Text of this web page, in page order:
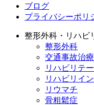
ブログ
プライバシーポリ
整形外科・リハビ
整形外科
交通事故治療
リハビリテ
リハビリイ
リウマチ
骨粗鬆症